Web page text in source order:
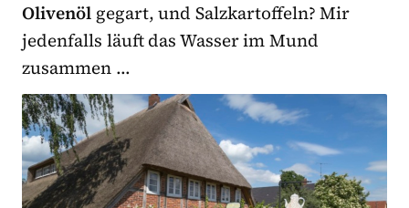
Olivenöl gegart, und Salzkartoffeln? Mir
jedenfalls läuft das Wasser im Mund
zusammen …